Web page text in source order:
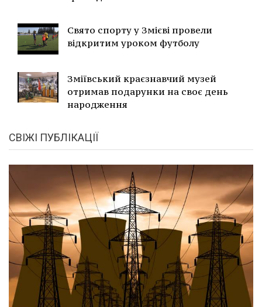
Свято спорту у Змієві провели
відкритим уроком футболу
Зміївський краєзнавчий музей
отримав подарунки на своє день
народження
СВІЖІ ПУБЛІКАЦІЇ